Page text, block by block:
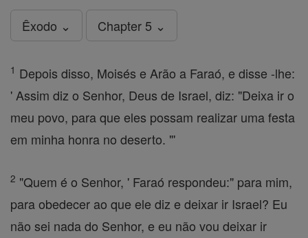
Êxodo ⌄ Chapter 5 ⌄
1 Depois disso, Moisés e Arão a Faraó, e disse -lhe:
' Assim diz o Senhor, Deus de Israel, diz: "Deixa ir o
meu povo, para que eles possam realizar uma festa
em minha honra no deserto. "'
2 "Quem é o Senhor, ' Faraó respondeu:" para mim,
para obedecer ao que ele diz e deixar ir Israel? Eu
não sei nada do Senhor, e eu não vou deixar ir